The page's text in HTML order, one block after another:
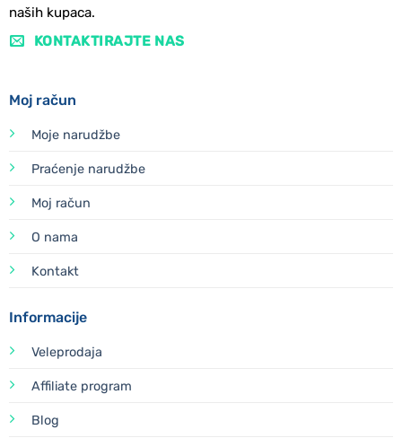
naših kupaca.
KONTAKTIRAJTE NAS
Moj račun
Moje narudžbe
Praćenje narudžbe
Moj račun
O nama
Kontakt
Informacije
Veleprodaja
Affiliate program
Blog